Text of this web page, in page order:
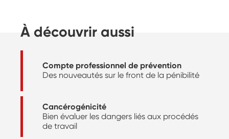
À découvrir aussi
Compte professionnel de prévention
Des nouveautés sur le front de la pénibilité
Cancérogénicité
Bien évaluer les dangers liés aux procédés
de travail